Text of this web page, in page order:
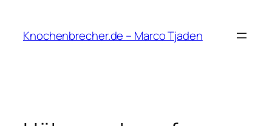
springen
Knochenbrecher.de – Marco Tjaden